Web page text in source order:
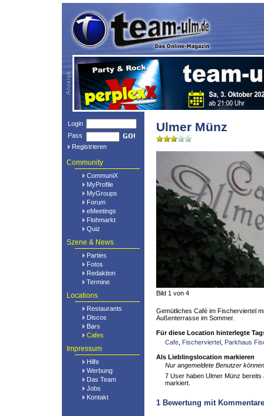
Login
Pass
Registrieren
Community
CommuniX
MyProfile
MyGroups
Forum
eMeetings
Flohmarkt
Quiz
Szene & News
Parties
Fotos
Redaktion
Termine
Locations
Restaurants
Discos
Bars
Cafes
Impressum
Hilfe
Werbung
Das Team
Jobs
Kontakt
Ulmer Münz
Bild 1 von 4
Gemütliches Café im Fischerviertel
Außenterrasse im Sommer.
Für diese Location hinterlegte
Cafe Fischerviertel Parkhaus
Als Lieblingslocation markieren
Nur angemeldete Benutzer
7 User haben Ulmer Münz bereits
markiert.
1 Bewertung mit